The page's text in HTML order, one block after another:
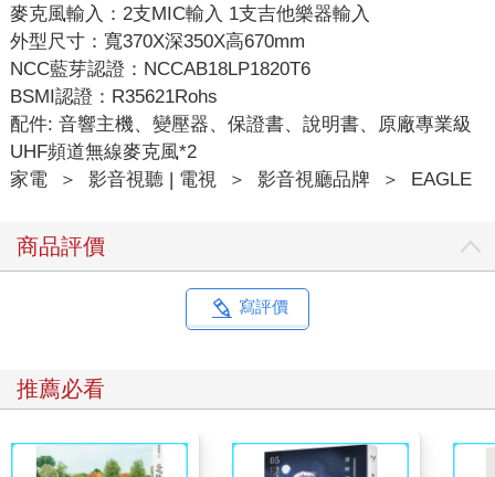
麥克風輸入：2支MIC輸入 1支吉他樂器輸入
外型尺寸：寬370X深350X高670mm
NCC藍芽認證：NCCAB18LP1820T6
BSMI認證：R35621Rohs
配件: 音響主機、變壓器、保證書、說明書、原廠專業級
UHF頻道無線麥克風*2
家電
＞ 影音視聽 | 電視 ＞ 影音視廳品牌 ＞ EAGLE
商品評價
寫評價
推薦必看